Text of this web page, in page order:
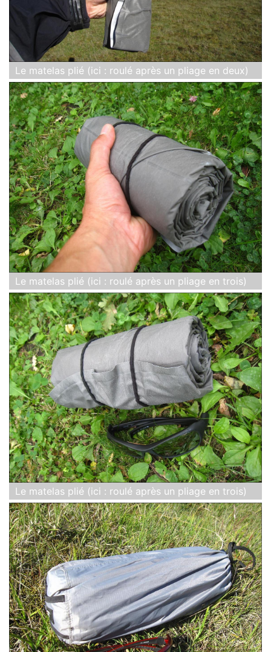
Le matelas plié (ici : roulé après un pliage en deux)
Le matelas plié (ici : roulé après un pliage en trois)
Le matelas plié (ici : roulé après un pliage en trois)